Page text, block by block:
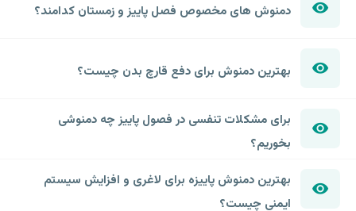
دمنوش های مخصوص فصل پاییز و زمستان کدامند؟
بهترین دمنوش برای دفع قارچ بدن چیست؟
برای مشکلات تنفسی در فصول پاییز چه دمنوشی
بخوریم؟
بهترین دمنوش پاییزه برای لاغری و افزایش سیستم
ایمنی چیست؟